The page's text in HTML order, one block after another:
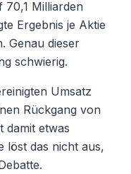
Milliarden
Ergebnis je Aktie
Genau dieser
schwierig.
Umsatz
Rückgang von
damit etwas
löst das nicht aus,